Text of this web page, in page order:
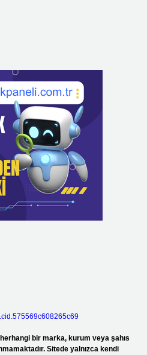
bir marka, kurum veya şahıs
Sitede yalnızca kendi